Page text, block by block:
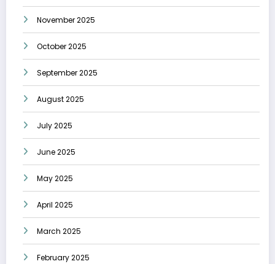
November 2025
October 2025
September 2025
August 2025
July 2025
June 2025
May 2025
April 2025
March 2025
February 2025